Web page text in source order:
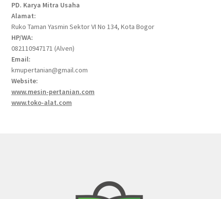
PD. Karya Mitra Usaha
Alamat:
Ruko Taman Yasmin Sektor VI No 134, Kota Bogor
HP/WA:
082110947171 (Alven)
Email:
kmupertanian@gmail.com
Website:
www.mesin-pertanian.com
www.toko-alat.com